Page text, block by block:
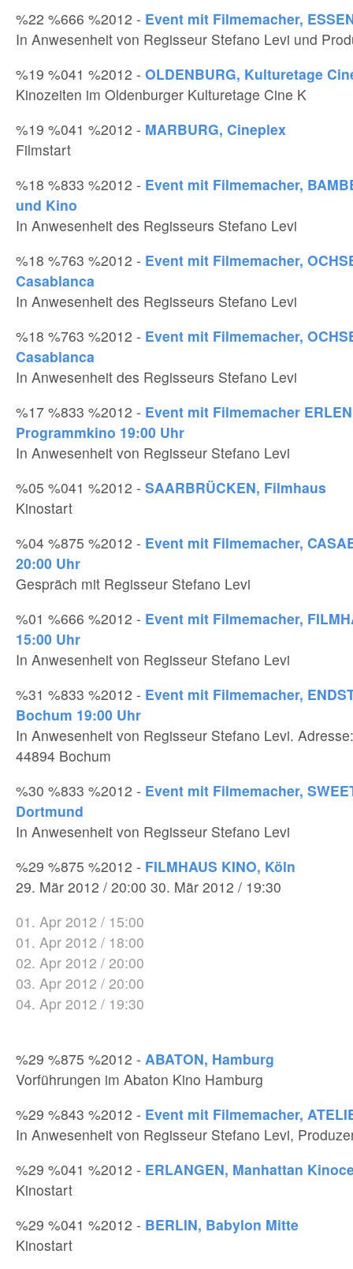
%22 %666 %2012 - Event mit Filmemacher,
In Anwesenheit von Regisseur Stefano Levi und
%19 %041 %2012 - OLDENBURG, Kulturetage
Kinozeiten im Oldenburger Kulturetage Cine K
%19 %041 %2012 - MARBURG, Cineplex
Filmstart
%18 %833 %2012 - Event mit Filmemacher,
und Kino
In Anwesenheit des Regisseurs Stefano Levi
%18 %763 %2012 - Event mit Filmemacher,
Casablanca
In Anwesenheit des Regisseurs Stefano Levi
%18 %763 %2012 - Event mit Filmemacher,
Casablanca
In Anwesenheit des Regisseurs Stefano Levi
%17 %833 %2012 - Event mit Filmemacher
Programmkino 19:00 Uhr
In Anwesenheit von Regisseur Stefano Levi
%05 %041 %2012 - SAARBRÜCKEN, Filmhaus
Kinostart
%04 %875 %2012 - Event mit Filmemacher,
20:00 Uhr
Gespräch mit Regisseur Stefano Levi
%01 %666 %2012 - Event mit Filmemacher,
15:00 Uhr
In Anwesenheit von Regisseur Stefano Levi
%31 %833 %2012 - Event mit Filmemacher,
Bochum 19:00 Uhr
In Anwesenheit von Regisseur Stefano Levi.
44894 Bochum
%30 %833 %2012 - Event mit Filmemacher,
Dortmund
In Anwesenheit von Regisseur Stefano Levi
%29 %875 %2012 - FILMHAUS KINO, Köln
29. Mär 2012 / 20:00 30. Mär 2012 / 19:30
01. Apr 2012 / 15:00
01. Apr 2012 / 18:00
02. Apr 2012 / 20:00
03. Apr 2012 / 20:00
04. Apr 2012 / 19:30
%29 %875 %2012 - ABATON, Hamburg
Vorführungen im Abaton Kino Hamburg
%29 %843 %2012 - Event mit Filmemacher,
In Anwesenheit von Regisseur Stefano Levi,
%29 %041 %2012 - ERLANGEN, Manhattan
Kinostart
%29 %041 %2012 - BERLIN, Babylon Mitte
Kinostart